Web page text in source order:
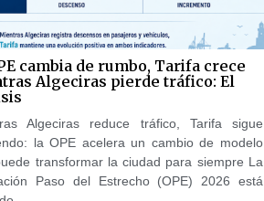
cambia de rumbo, Tarifa crece
Algeciras pierde tráfico: El
Algeciras reduce tráfico, Tarifa sigue
la OPE acelera un cambio de modelo
transformar la ciudad para siempre La
Paso del Estrecho (OPE) 2026 está